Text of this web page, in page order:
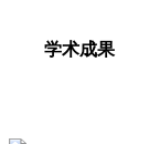
学术成果